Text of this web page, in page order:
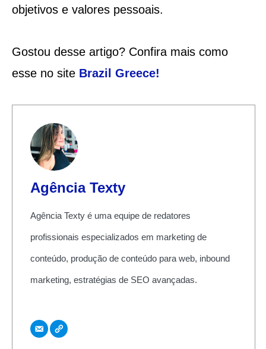
objetivos e valores pessoais.
Gostou desse artigo? Confira mais como
esse no site Brazil Greece!
Agência Texty
Agência Texty é uma equipe de redatores
profissionais especializados em marketing de
conteúdo, produção de conteúdo para web, inbound
marketing, estratégias de SEO avançadas.